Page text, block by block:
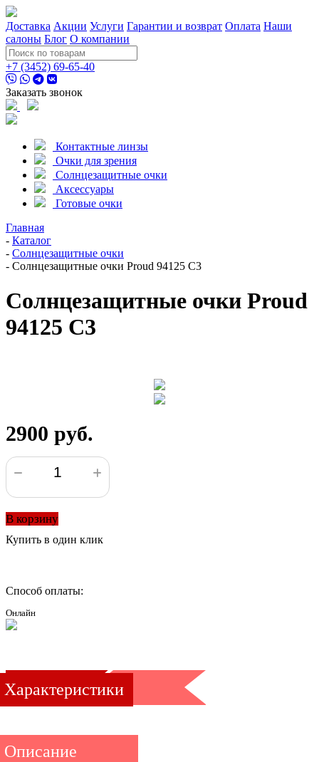
Доставка Акции Услуги Гарантии и возврат Оплата Наши
салоны Блог О компании
+7 (3452) 69-65-40
Заказать звонок
Контактные линзы
Очки для зрения
Солнцезащитные очки
Аксессуары
Готовые очки
Главная
- Каталог
- Солнцезащитные очки
- Солнцезащитные очки Proud 94125 С3
Солнцезащитные очки Proud
94125 С3
2900 руб.
В корзину
Купить в один клик
Способ оплаты:
Онлайн
Характеристики
Описание